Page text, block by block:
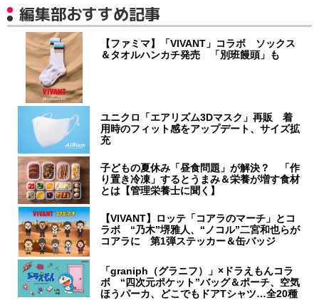
編集部おすすめ記事
【ファミマ】「VIVANT」コラボ ソックス
＆タオルハンカチ発売 「別班饅頭」も
ユニクロ「エアリズム3Dマスク」再販 着
用時のフィット感をアップデート、サイズ拡
充
子どもの夏休み「昼食問題」が解決？ 「作
り置き冷凍」するとうまみ＆栄養が増す食材
とは【管理栄養士に聞く】
【VIVANT】ロッテ「コアラのマーチ」とコ
ラボ “乃木”堺雅人、“ノコル”二宮和也らが
コアラに 第1弾ステッカー＆缶バッジ
「graniph（グラニフ）」×ドラえもんコラ
ボ “四次元ポケット”バッグ＆ポーチ、空気
ほうパーカ、どこでもドアTシャツ…全20種